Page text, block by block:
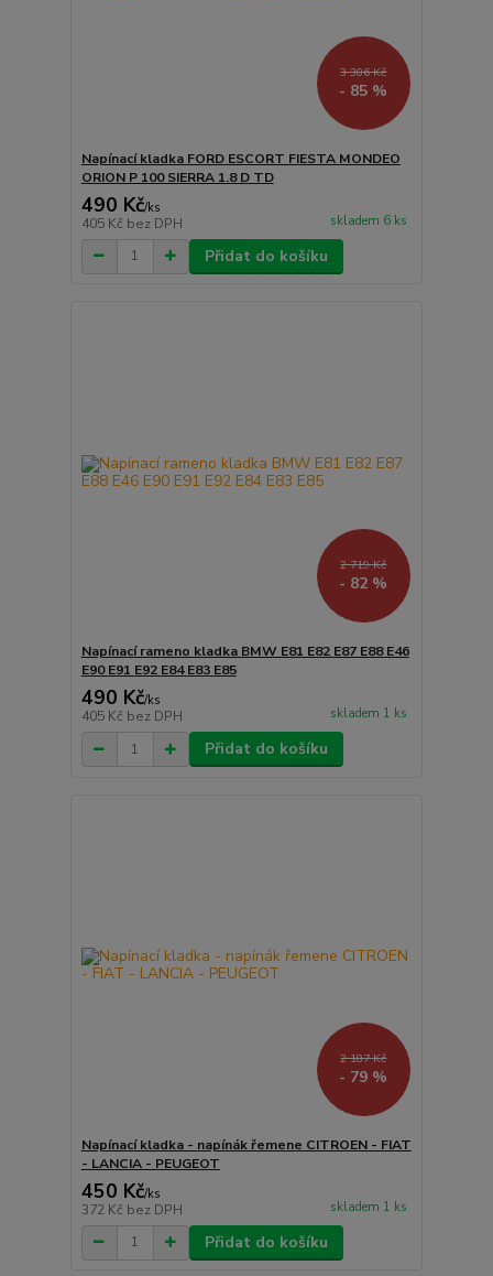
3 306 Kč
- 85 %
Napínací kladka FORD ESCORT FIESTA MONDEO
ORION P 100 SIERRA 1.8 D TD
490 Kč/ks
405 Kč bez DPH skladem 6 ks
Přidat do košíku
2 719 Kč
- 82 %
Napínací rameno kladka BMW E81 E82 E87 E88 E46
E90 E91 E92 E84 E83 E85
490 Kč/ks
405 Kč bez DPH skladem 1 ks
Přidat do košíku
2 187 Kč
- 79 %
Napínací kladka - napínák řemene CITROEN - FIAT
- LANCIA - PEUGEOT
450 Kč/ks
372 Kč bez DPH skladem 1 ks
Přidat do košíku